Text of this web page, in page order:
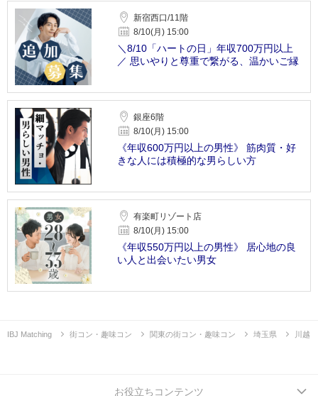
新宿西口/11階
8/10(月) 15:00
＼8/10「ハートの日」年収700万円以上
／ 思いやりと尊重で繋がる、温かいご縁
銀座6階
8/10(月) 15:00
《年収600万円以上の男性》 筋肉質・好
きな人には積極的な男らしい方
有楽町リゾート店
8/10(月) 15:00
《年収550万円以上の男性》 居心地の良
い人と出会いたい男女
IBJ Matching 街コン・趣味コン 関東の街コン・趣味コン 埼玉県 川越
お役立ちコンテンツ